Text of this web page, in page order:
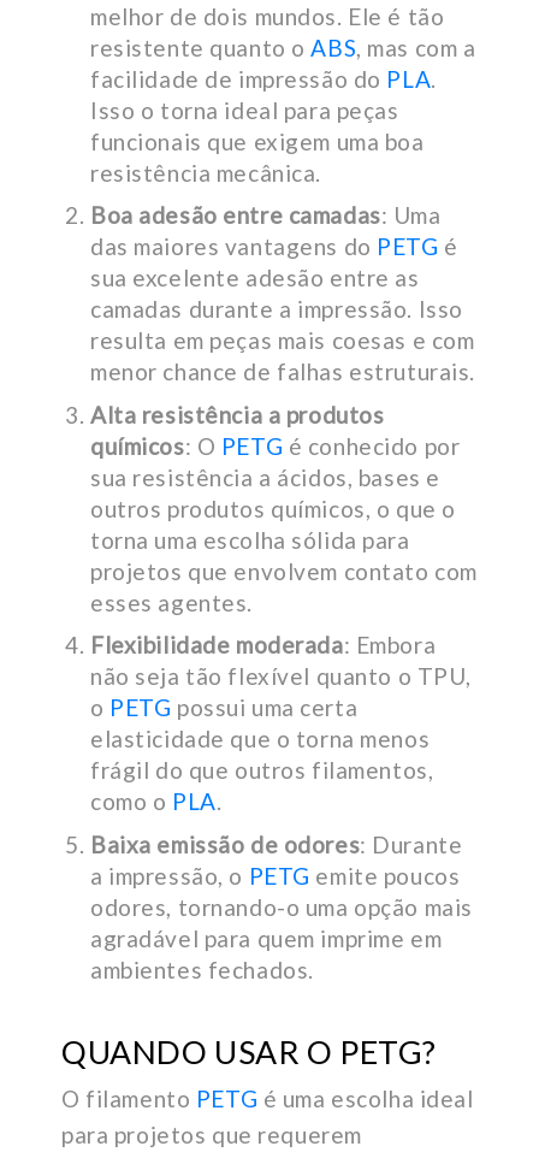
melhor de dois mundos. Ele é tão
resistente quanto oABS, mas com a
facilidade de impressão do PLA.
Isso o torna ideal para peças
funcionais que exigem uma boa
resistência mecânica.
Boa adesão entre camadas: Uma
das maiores vantagens do PETG é
sua excelente adesão entre as
camadas durante a impressão. Isso
resulta em peças mais coesas e com
menor chance de falhas estruturais.
Alta resistência a produtos
químicos: O PETG é conhecido por
sua resistência a ácidos, bases e
outros produtos químicos, o que o
torna uma escolha sólida para
projetos que envolvem contato com
esses agentes.
Flexibilidade moderada: Embora
não seja tão flexível quanto o TPU,
o PETG possui uma certa
elasticidade que o torna menos
frágil do que outros filamentos,
como o PLA.
Baixa emissão de odores: Durante
a impressão, o PETG emite poucos
odores, tornando-o uma opção mais
agradável para quem imprime em
ambientes fechados.
QUANDO USAR O PETG?
O filamento PETG é uma escolha ideal
para projetos que requerem